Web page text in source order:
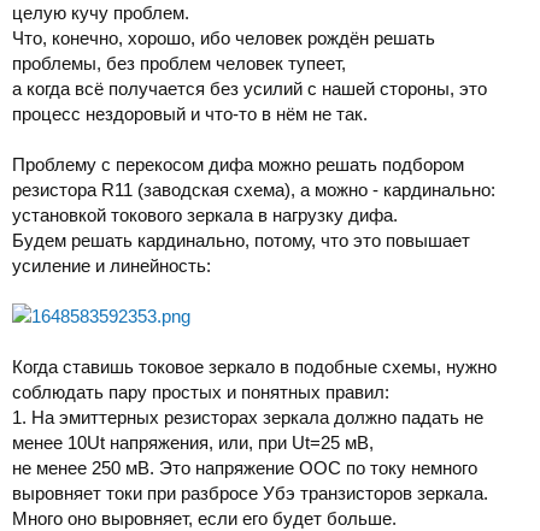
целую кучу проблем.
Что, конечно, хорошо, ибо человек рождён решать
проблемы, без проблем человек тупеет,
а когда всё получается без усилий с нашей стороны, это
процесс нездоровый и что-то в нём не так.
Проблему с перекосом дифа можно решать подбором
резистора R11 (заводская схема), а можно - кардинально:
установкой токового зеркала в нагрузку дифа.
Будем решать кардинально, потому, что это повышает
усиление и линейность:
Когда ставишь токовое зеркало в подобные схемы, нужно
соблюдать пару простых и понятных правил:
1. На эмиттерных резисторах зеркала должно падать не
менее 10Ut напряжения, или, при Ut=25 мВ,
не менее 250 мВ. Это напряжение ООС по току немного
выровняет токи при разбросе Убэ транзисторов зеркала.
Много оно выровняет, если его будет больше.